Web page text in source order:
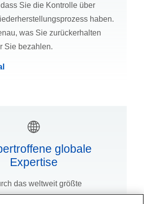
Sie die Kontrolle über
haben.
was Sie zurückerhalten
Sie bezahlen.
globale
Expertise
das weltweit größte
Entwicklungsteam verfügen